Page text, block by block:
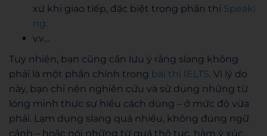
xứ khi giao tiếp, đặc biệt trong phần thi Speaki
ng.
v.v…
Tuy nhiên, bạn cũng cần lưu ý rằng slang không
phải là một phần chính trong bài thi IELTS. Vì lý do
này, bạn chỉ nên nghiên cứu và sử dụng những từ
lóng mình thực sự hiểu cách dùng – ở mức độ vừa
phải. Lạm dụng slang quá nhiều, không đúng ngữ
cảnh – hoặc nói những từ quá thô tục, hàm ý xúc